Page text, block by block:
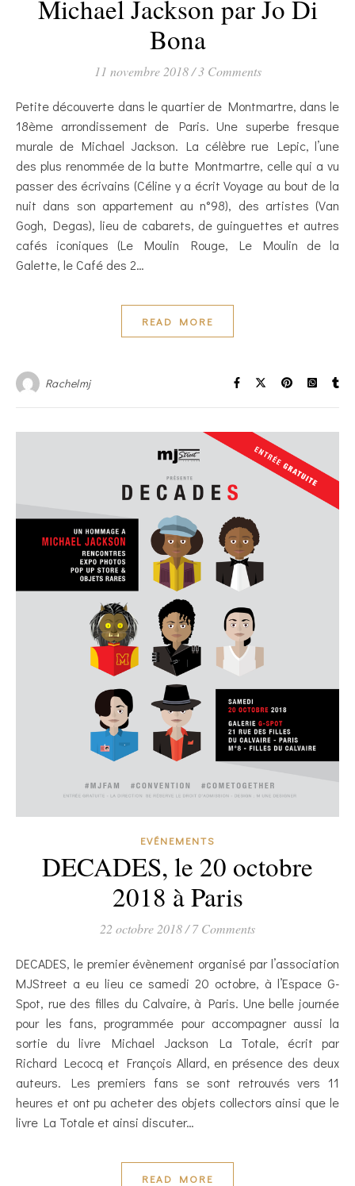
Michael Jackson par Jo Di
Bona
11 novembre 2018 / 3 Comments
Petite découverte dans le quartier de Montmartre, dans le
18ème arrondissement de Paris. Une superbe fresque
murale de Michael Jackson. La célèbre rue Lepic, l’une
des plus renommée de la butte Montmartre, celle qui a vu
passer des écrivains (Céline y a écrit Voyage au bout de la
nuit dans son appartement au n°98), des artistes (Van
Gogh, Degas), lieu de cabarets, de guinguettes et autres
cafés iconiques (Le Moulin Rouge, Le Moulin de la
Galette, le Café des 2…
READ MORE
Rachelmj
EVÉNEMENTS
DECADES, le 20 octobre
2018 à Paris
22 octobre 2018/ 7 Comments
DECADES, le premier évènement organisé par l’association
MJStreet a eu lieu ce samedi 20 octobre, à l’Espace G-
Spot, rue des filles du Calvaire, à Paris. Une belle journée
pour les fans, programmée pour accompagner aussi la
sortie du livre Michael Jackson La Totale, écrit par
Richard Lecocq et François Allard, en présence des deux
auteurs. Les premiers fans se sont retrouvés vers 11
heures et ont pu acheter des objets collectors ainsi que le
livre La Totale et ainsi discuter…
READ MORE